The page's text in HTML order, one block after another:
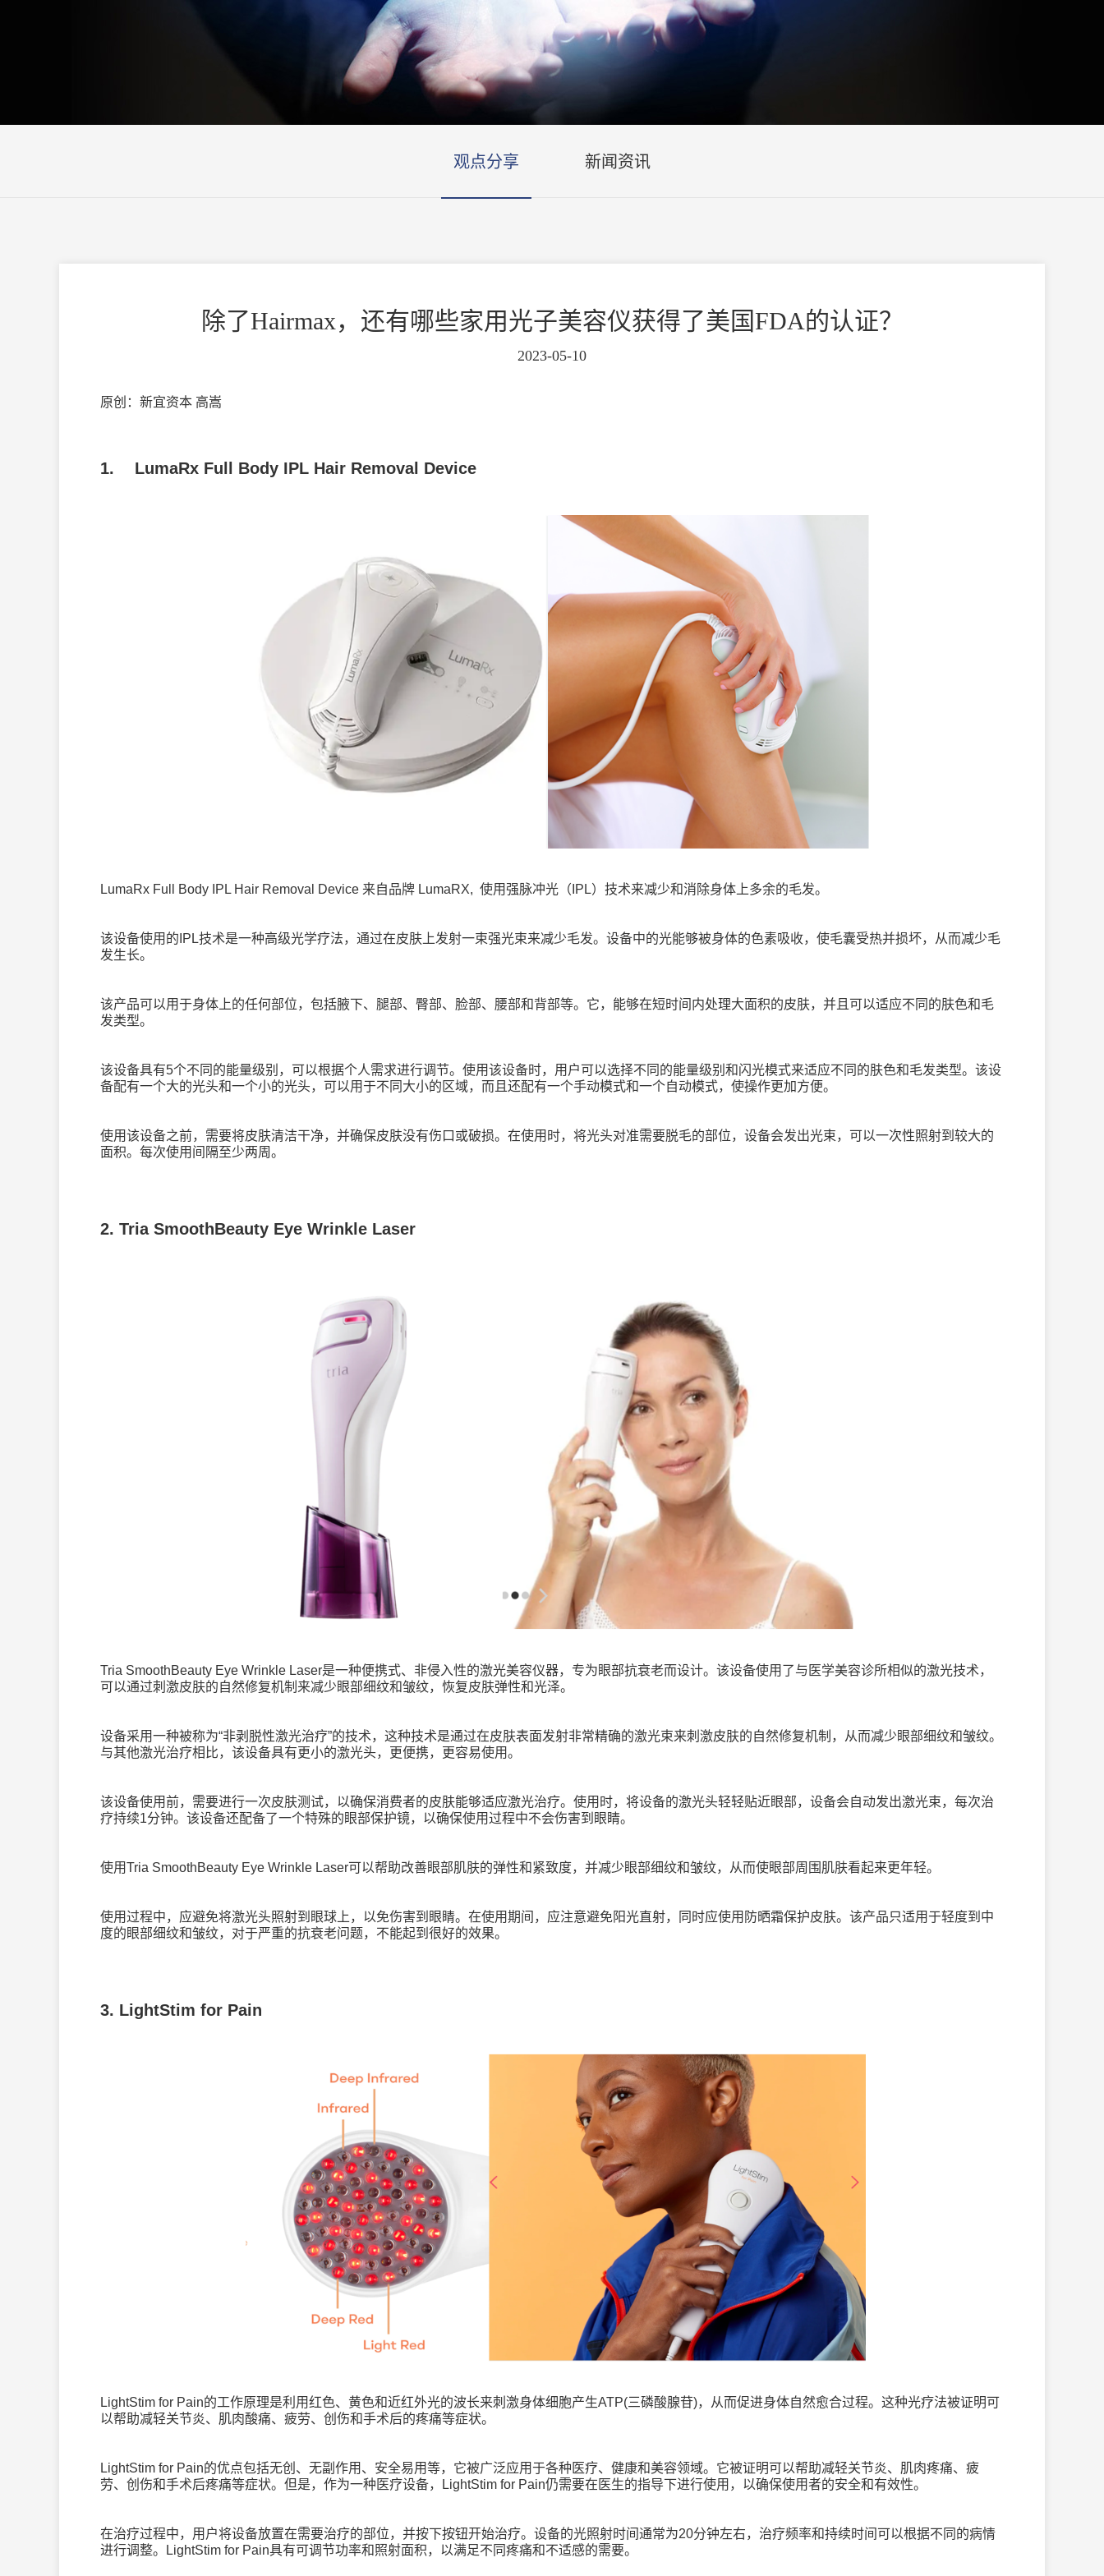
观点分享 新闻资讯
除了Hairmax，还有哪些家用光子美容仪获得了美国FDA的认证？
2023-05-10
原创：新宜资本 高嵩
1. LumaRx Full Body IPL Hair Removal Device
LumaRx Full Body IPL Hair Removal Device 来自品牌 LumaRX, 使用强脉冲光（ IPL）技术来减少和消除身体上多余的毛发。
该设备使用的 IPL技术是一种高级光学疗法，通过在皮肤上发射一束强光束来减少毛发。设备中的光能够被身体的色素吸收，使毛囊受热并损坏，从而减少毛
发生长。
该产品可以用于身体上的任何部位，包括腋下、腿部、臀部、脸部、腰部和背部等。它，能够在短时间内处理大面积的皮肤，并且可以适应不同的肤色和毛
发类型。
该设备具有5个不同的能量级别，可以根据个人需求进行调节。使用该设备时，用户可以选择不同的能量级别和闪光模式来适应不同的肤色和毛发类型。该设
备配有一个大的光头和一个小的光头，可以用于不同大小的区域，而且还配有一个手动模式和一个自动模式，使操作更加方便。
使用该设备之前，需要将皮肤清洁干净，并确保皮肤没有伤口或破损。在使用时，将光头对准需要脱毛的部位，设备会发出光束，可以一次性照射到较大的
面积。每次使用间隔至少两周。
2. Tria SmoothBeauty Eye Wrinkle Laser
Tria SmoothBeauty Eye Wrinkle Laser是一种便携式、非侵入性的激光美容仪器，专为眼部抗衰老而设计。该设备使用了与医学美容诊所相似的激光技术，
可以通过刺激皮肤的自然修复机制来减少眼部细纹和皱纹，恢复皮肤弹性和光泽。
设备采用一种被称为“非剥脱性激光治疗”的技术，这种技术是通过在皮肤表面发射非常精确的激光束来刺激皮肤的自然修复机制，从而减少眼部细纹和皱纹。
与其他激光治疗相比，该设备具有更小的激光头，更便携，更容易使用。
该设备使用前，需要进行一次皮肤测试，以确保消费者的皮肤能够适应激光治疗。使用时，将设备的激光头轻轻贴近眼部，设备会自动发出激光束，每次治
疗持续1分钟。该设备还配备了一个特殊的眼部保护镜，以确保使用过程中不会伤害到眼睛。
使用Tria SmoothBeauty Eye Wrinkle Laser可以帮助改善眼部肌肤的弹性和紧致度，并减少眼部细纹和皱纹，从而使眼部周围肌肤看起来更年轻。
使用过程中，应避免将激光头照射到眼球上，以免伤害到眼睛。在使用期间，应注意避免阳光直射，同时应使用防晒霜保护皮肤。该产品只适用于轻度到中
度的眼部细纹和皱纹，对于严重的抗衰老问题，不能起到很好的效果。
3. LightStim for Pain
LightStim for Pain的工作原理是利用红色、黄色和近红外光的波长来刺激身体细胞产生ATP(三磷酸腺苷)，从而促进身体自然愈合过程。这种光疗法被证明可
以帮助减轻关节炎、肌肉酸痛、疲劳、创伤和手术后的疼痛等症状。
LightStim for Pain的优点包括无创、无副作用、安全易用等，它被广泛应用于各种医疗、健康和美容领域。它被证明可以帮助减轻关节炎、肌肉疼痛、疲
劳、创伤和手术后疼痛等症状。但是，作为一种医疗设备，
LightStim for Pain仍需要在医生的指导下进行使用，以确保使用者的安全和有效性。
在治疗过程中，用户将设备放置在需要治疗的部位，并按下按钮开始治疗。设备的光照射时间通常为20分钟左右，治疗频率和持续时间可以根据不同的病情
进行调整。
LightStim for Pain具有可调节功率和照射面积，以满足不同疼痛和不适感的需要。